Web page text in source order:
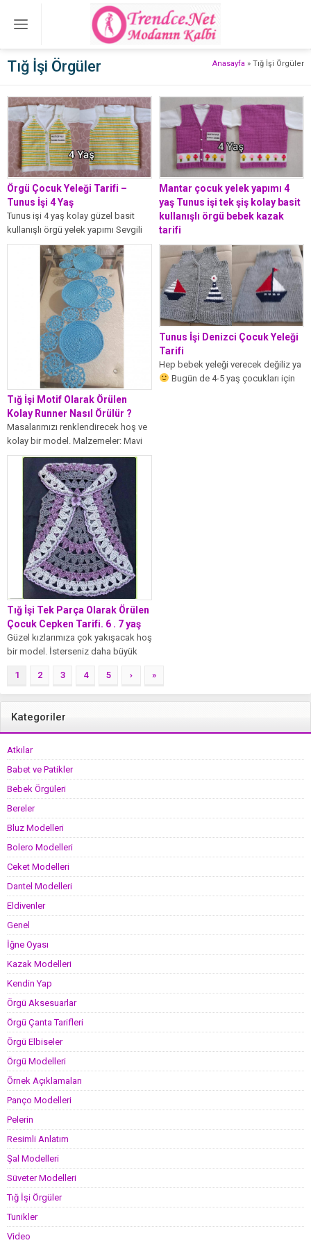
Anasayfa » Tığ İşi Örgüler
Tığ İşi Örgüler
Örgü Çocuk Yeleği Tarifi –
Tunus İşi 4 Yaş
Tunus işi 4 yaş kolay güzel basit
kullanışlı örgü yelek yapımı Sevgili
örgü tarifleri sever...
Mantar çocuk yelek yapımı 4
yaş Tunus işi tek şiş kolay basit
kullanışlı örgü bebek kazak
tarifi
Kıymetli takipçilerim aşağıda
resimlerini ve tarifini paylaştığım
Mantar çocuk yelek yapımı 4 yaş
Tunus işi...
Tığ İşi Motif Olarak Örülen
Kolay Runner Nasıl Örülür ?
Masalarımızı renklendirecek hoş ve
kolay bir model. Malzemeler: Mavi
alize diva ip 1 numara tığ...
Tunus İşi Denizci Çocuk Yeleği
Tarifi
Hep bebek yeleği verecek değiliz ya
Bugün de 4-5 yaş çocukları için
Tığ İşi Tek Parça Olarak Örülen
Çocuk Cepken Tarifi. 6 . 7 yaş
Güzel kızlarımıza çok yakışacak hoş
bir model. İsterseniz daha büyük
Malzemeler:...
1 2 3 4 5 › »
Kategoriler
Atkılar
Babet ve Patikler
Bebek Örgüleri
Bereler
Bluz Modelleri
Bolero Modelleri
Ceket Modelleri
Dantel Modelleri
Eldivenler
Genel
İğne Oyası
Kazak Modelleri
Kendin Yap
Örgü Aksesuarlar
Örgü Çanta Tarifleri
Örgü Elbiseler
Örgü Modelleri
Örnek Açıklamaları
Panço Modelleri
Pelerin
Resimli Anlatım
Şal Modelleri
Süveter Modelleri
Tığ İşi Örgüler
Tunikler
Video